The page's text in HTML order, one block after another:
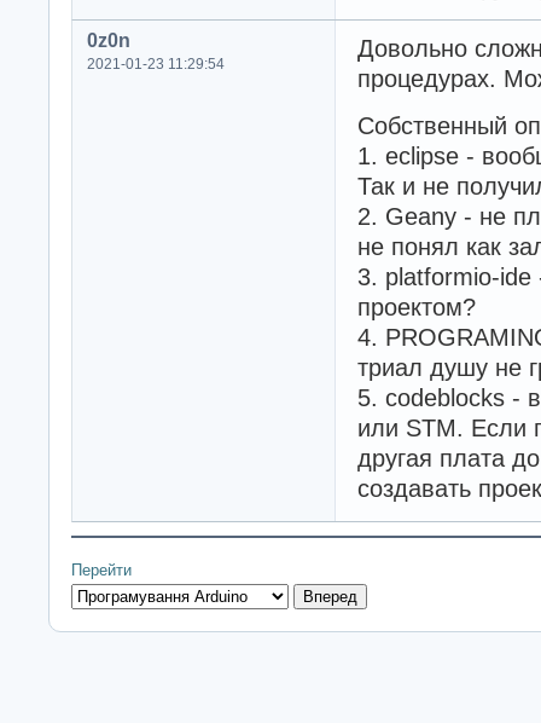
0z0n
2021-01-23 11:29:54
Довольно
процедурах.
Собственный
1. eclipse -
Так и не
2. Geany - не
не понял как
3. platformio-ide
проектом?
4.
триал душу не
5. codeblocks -
или STM. Если
другая плата
создавать
Перейти